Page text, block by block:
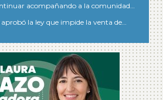
acompañando a la comunidad…
aprobó la ley que impide la venta de…